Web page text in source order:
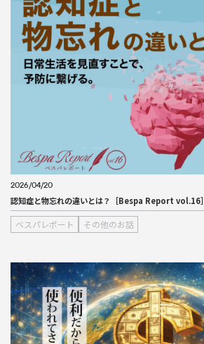
2026/04/20
認知症と物忘れの違いとは？［Bespa Report vol.16］
ベスパレポート その他のお話